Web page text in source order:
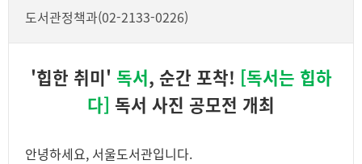
도서관정책과(02-2133-0226)
'힙한 취미' 독서, 순간 포착! [독서는 힙하
다] 독서 사진 공모전 개최
안녕하세요, 서울도서관입니다.